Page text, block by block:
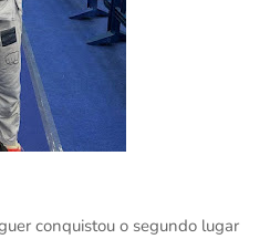
conquistou o segundo lugar